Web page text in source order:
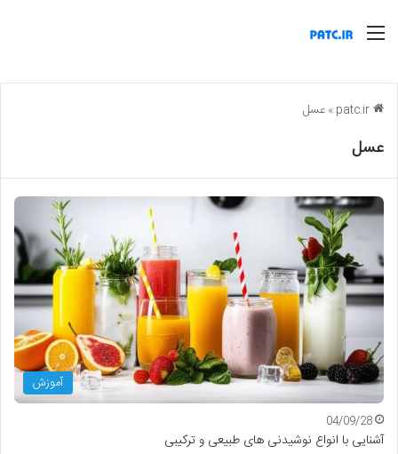
منو
»عسل
عسل
آموزش
04/09/28
آشنایی با انواع نوشیدنی های طبیعی و ترکیبی